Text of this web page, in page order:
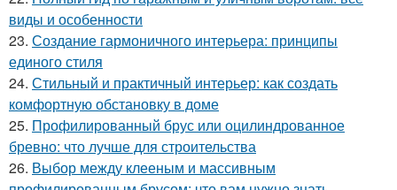
виды и особенности
23. Создание гармоничного интерьера: принципы
единого стиля
24. Стильный и практичный интерьер: как создать
комфортную обстановку в доме
25. Профилированный брус или оцилиндрованное
бревно: что лучше для строительства
26. Выбор между клееным и массивным